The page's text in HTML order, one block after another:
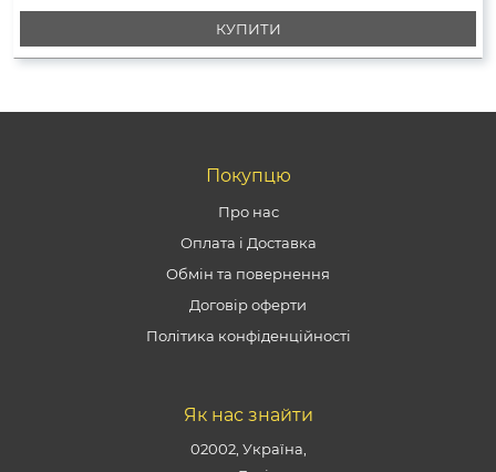
КУПИТИ
Покупцю
Про нас
Оплата і Доставка
Обмін та повернення
Договір оферти
Політика конфіденційності
Як нас знайти
02002, Україна,